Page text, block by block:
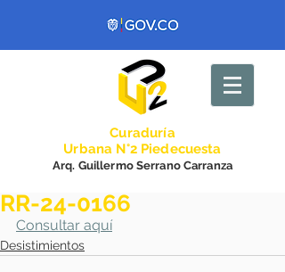
Curaduría
Urbana N°2 Piedecuesta
Arq. Guillermo Serrano Carranza
RR-24-0166
Consultar aquí
Desistimientos